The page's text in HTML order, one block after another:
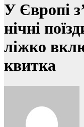
У Європі
нічні
ліжко
квитка